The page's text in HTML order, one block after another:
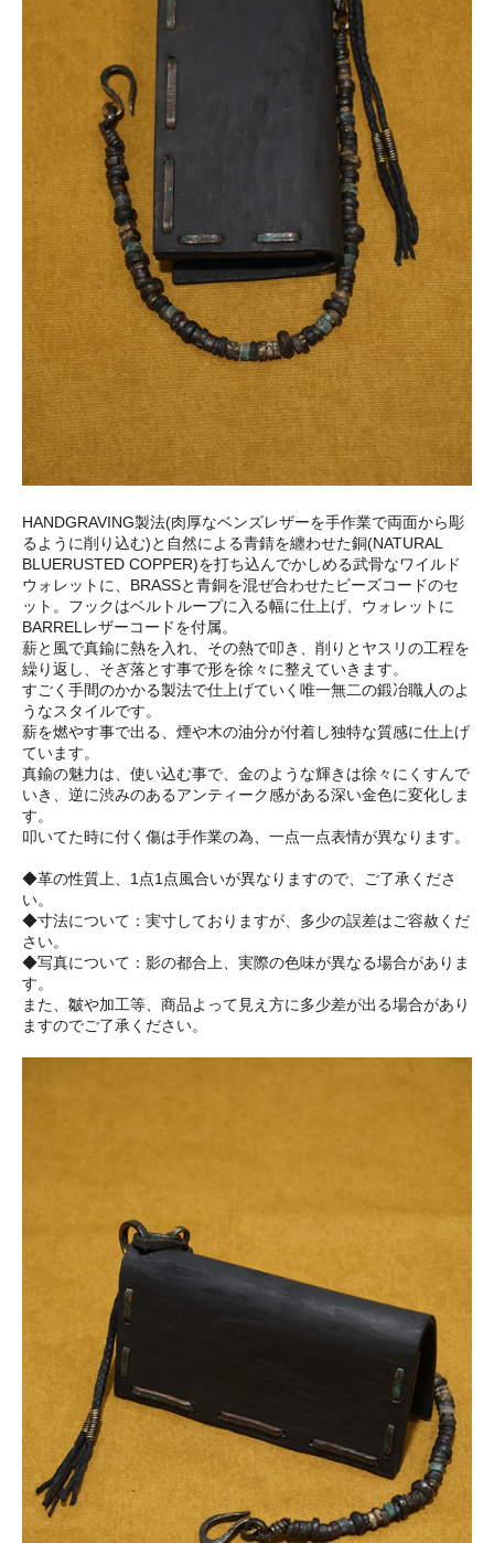
HANDGRAVING製法(肉厚なベンズレザーを手作業で両面から彫
るように削り込む)と自然による青錆を纏わせた銅(NATURAL
BLUERUSTED COPPER)を打ち込んでかしめる武骨なワイルド
ウォレットに、BRASSと青銅を混ぜ合わせたビーズコードのセ
ット。フックはベルトループに入る幅に仕上げ、ウォレットに
BARRELレザーコードを付属。
薪と風で真鍮に熱を入れ、その熱で叩き、削りとヤスリの工程を
繰り返し、そぎ落とす事で形を徐々に整えていきます。
すごく手間のかかる製法で仕上げていく唯一無二の鍛冶職人のよ
うなスタイルです。
薪を燃やす事で出る、煙や木の油分が付着し独特な質感に仕上げ
ています。
真鍮の魅力は、使い込む事で、金のような輝きは徐々にくすんで
いき、逆に渋みのあるアンティーク感がある深い金色に変化しま
す。
叩いてた時に付く傷は手作業の為、一点一点表情が異なります。
◆革の性質上、1点1点風合いが異なりますので、ご了承くださ
い。
◆寸法について：実寸しておりますが、多少の誤差はご容赦くだ
さい。
◆写真について：影の都合上、実際の色味が異なる場合がありま
す。
また、皺や加工等、商品よって見え方に多少差が出る場合があり
ますのでご了承ください。